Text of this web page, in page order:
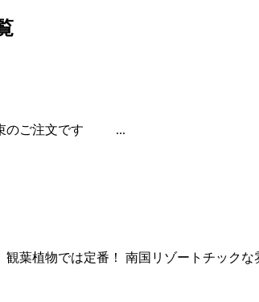
束のご注文です ...
植物では定番！ 南国リゾートチックな